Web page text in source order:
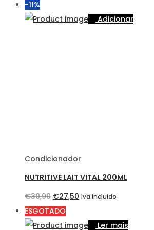
originalatual
-11%
Adicionar
Condicionador
NUTRITIVE LAIT VITAL 200ML
€30,90 O
preço
original
€27,50 O
atual
Iva Incluido
ESGOTADO
Ler mais